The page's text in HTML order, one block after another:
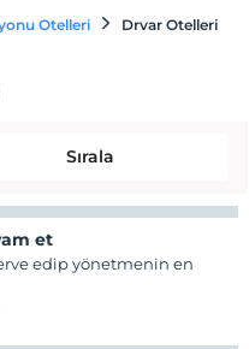
Otelleri Drvar Otelleri
Sırala
et
edip yönetmenin en